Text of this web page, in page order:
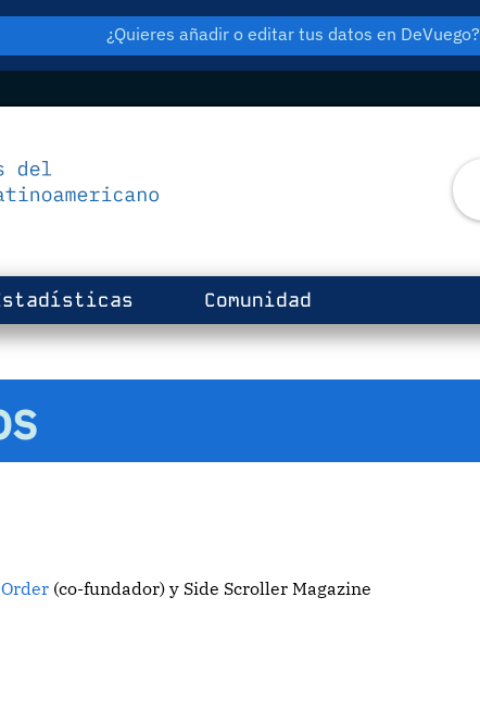
¿Quieres añadir o editar tus datos en DeVuego?
Comunidad
(co-fundador) y Side Scroller Magazine